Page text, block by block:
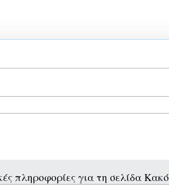
πληροφορίες για τη σελίδα Κακό